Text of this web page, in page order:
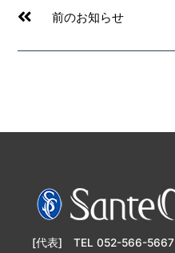
前のお知らせ
[代表] TEL 052-566-5667